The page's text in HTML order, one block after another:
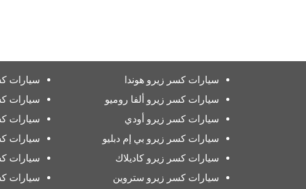
سيارات كسر زيرو هوندا
سيارات كسر زيرو ألفا روميو
سيارات كسر زيرو أودي
سيارات كسر زيرو بي إم دبليو
سيارات كسر زيرو كاديلاك
سيارات كسر زيرو ستروين
سيارات
سيارات
سيارات
سيارات
سيارات
سيارات